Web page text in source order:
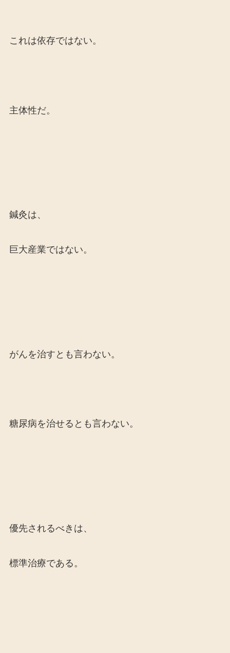
これは依存ではない。
主体性だ。
鍼灸は、
巨大産業ではない。
がんを治すとも言わない。
糖尿病を治せるとも言わない。
優先されるべきは、
標準治療である。